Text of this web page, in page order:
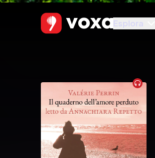
Esplora
Audiobook